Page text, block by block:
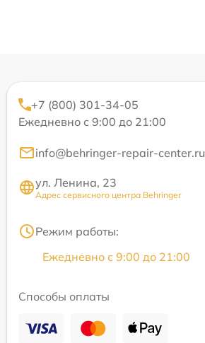
+7 (800) 301-34-05
Ежедневно с 9:00 до 21:00
info@behringer-repair-center.ru
ул. Ленина, 23
Адрес сервисного центра Behringer
Режим работы:
Ежедневно с 9:00 до 21:00
Способы оплаты